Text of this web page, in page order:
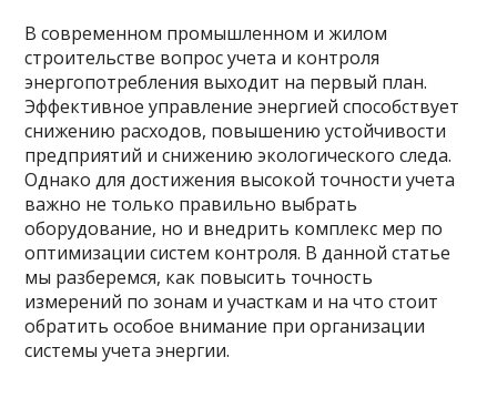
В современном промышленном и жилом
строительстве вопрос учета и контроля
энергопотребления выходит на первый план.
Эффективное управление энергией способствует
снижению расходов, повышению устойчивости
предприятий и снижению экологического следа.
Однако для достижения высокой точности учета
важно не только правильно выбрать
оборудование, но и внедрить комплекс мер по
оптимизации систем контроля. В данной статье
мы разберемся, как повысить точность
измерений по зонам и участкам и на что стоит
обратить особое внимание при организации
системы учета энергии.